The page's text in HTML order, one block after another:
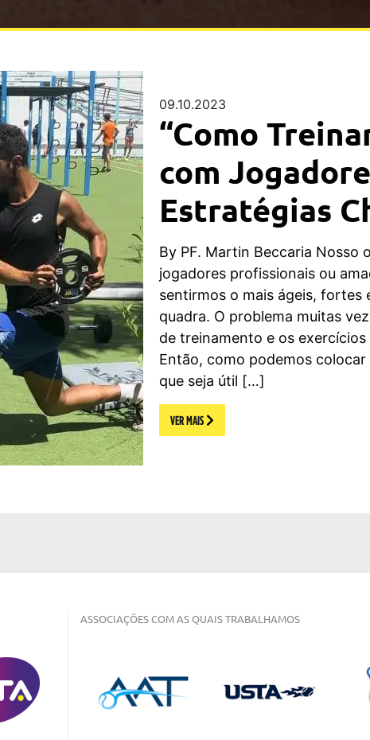
09.10.2023
“Como
com
Estratégias
By PF. Martin Beccaria Nosso
jogadores profissionais ou
sentirmos o mais ágeis, fortes
quadra. O problema muitas
de treinamento e os
Então, como podemos
que seja útil […]
VER MAIS
ASSOCIAÇÕES COM AS QUAIS TRABALHAMOS